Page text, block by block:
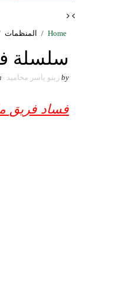
Home
/ المنظمات
سلسلة
by زينو ياسر محاميد
فساد فريق